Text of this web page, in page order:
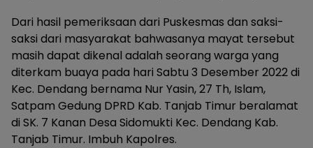
Dari hasil pemeriksaan dari Puskesmas dan saksi-
saksi dari masyarakat bahwasanya mayat tersebut
masih dapat dikenal adalah seorang warga yang
diterkam buaya pada hari Sabtu 3 Desember 2022 di
Kec. Dendang bernama Nur Yasin, 27 Th, Islam,
Satpam Gedung DPRD Kab. Tanjab Timur beralamat
di SK. 7 Kanan Desa Sidomukti Kec. Dendang Kab.
Tanjab Timur. Imbuh Kapolres.